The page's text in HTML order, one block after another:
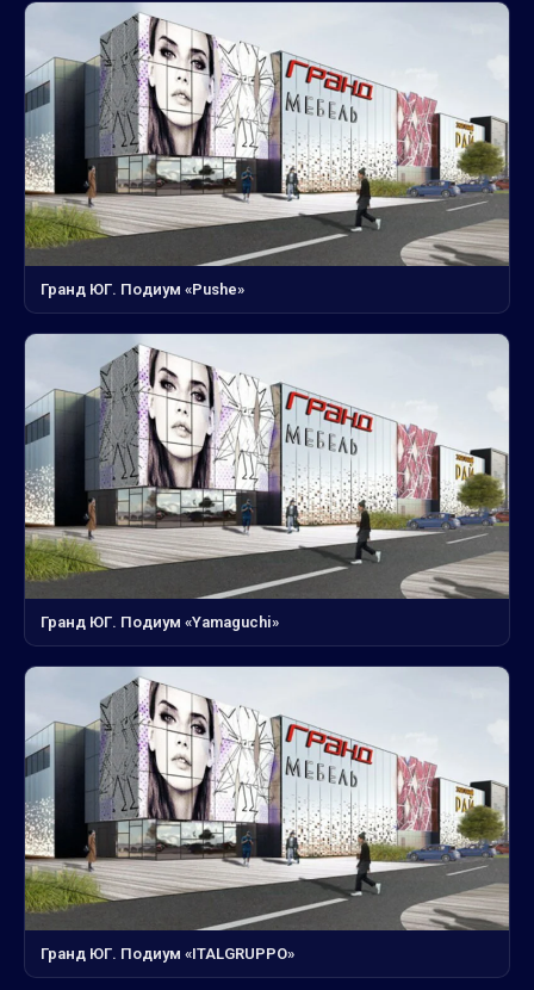
Гранд ЮГ. Подиум «Pushe»
Гранд ЮГ. Подиум «Yamaguchi»
Гранд ЮГ. Подиум «ITALGRUPPO»